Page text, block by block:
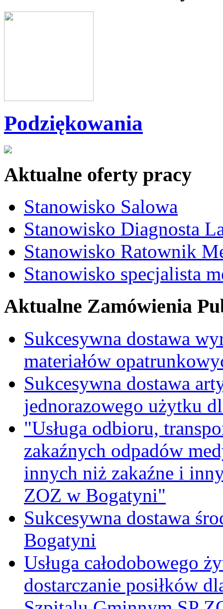
Podziękowania
Aktualne oferty pracy
Stanowisko Salowa
Stanowisko Diagnosta
Stanowisko Ratownik
Stanowisko specjalista
Aktualne Zamówienia
Sukcesywna dostawa
materiałów
Sukcesywna dostawa
jednorazowego użytku
"Usługa odbioru,
zakaźnych odpadów
innych niż zakaźne i
ZOZ w Bogatyni"
Sukcesywna dostawa
Bogatyni
Usługa całodobowego
dostarczanie posiłków